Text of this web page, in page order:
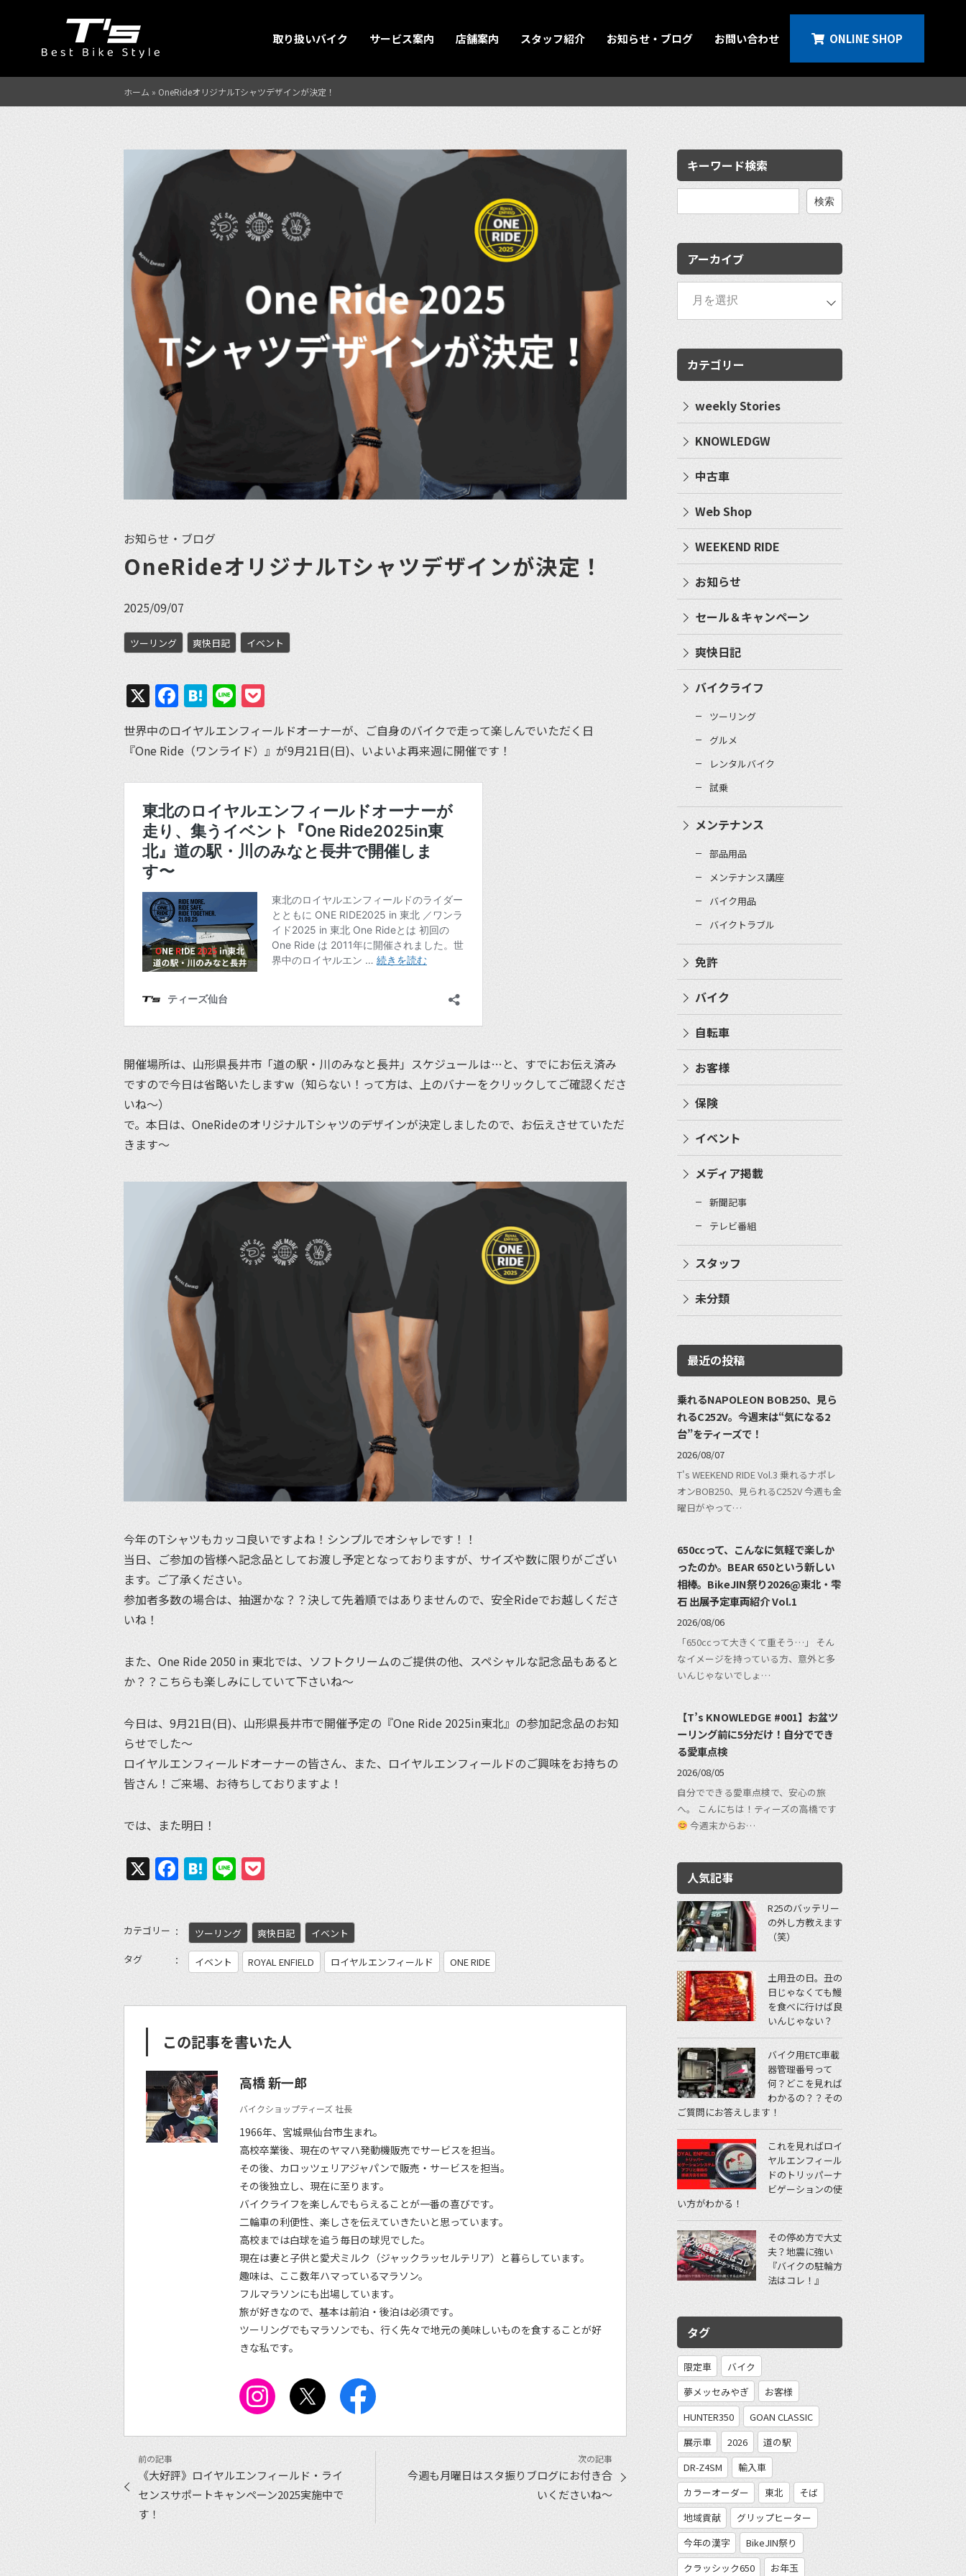
取り扱いバイク サービス案内 店舗案内 スタッフ紹介 お知らせ・ブログ お問い合わせ ONLINE SHOP
ホーム » OneRideオリジナルTシャツデザインが決定！
お知らせ・ブログ
OneRideオリジナルTシャツデザインが決定！
2025/09/07
ツーリング 爽快日記 イベント
X Facebook
Hatena
Line
世界中のロイヤルエンフィールドオーナーが、ご自身のバイクで走って楽しんでいただく日
『One Ride（ワンライド）』が9月21日(日)、いよいよ再来週に開催です！
開催場所は、山形県長井市「道の駅・川のみなと長井」スケジュールは…と、すでにお伝え済み
ですので今日は省略いたしますw（知らない！って方は、上のバナーをクリックしてご確認くださ
いね〜）
で。本日は、OneRideのオリジナルTシャツのデザインが決定しましたので、お伝えさせていただ
きます〜
今年のTシャツもカッコ良いですよね！シンプルでオシャレです！！
当日、ご参加の皆様へ記念品としてお渡し予定となっておりますが、サイズや数に限りがござい
ます。ご了承ください。
参加者多数の場合は、抽選かな？？決して先着順ではありませんので、安全Rideでお越しくださ
いね！
また、One Ride 2050 in 東北では、ソフトクリームのご提供の他、スペシャルな記念品もあると
か？？こちらも楽しみにしていて下さいね〜
今日は、9月21日(日)、山形県長井市で開催予定の『One Ride 2025in東北』の参加記念品のお知
らせでした〜
ロイヤルエンフィールドオーナーの皆さん、また、ロイヤルエンフィールドのご興味をお持ちの
皆さん！ご来場、お待ちしておりますよ！
では、また明日！
X Facebook
Hatena
Line
カテゴリー ツーリング 爽快日記
イベント
タグ
イベント ROYAL ENFIELD ロイヤルエンフィールド ONE RIDE
この記事を書いた人
高橋 新一郎
バイクショップティーズ 社長
1966年、宮城県仙台市生まれ。
高校卒業後、現在のヤマハ発動機販売でサービスを担当。
その後、カロッツェリアジャパンで販売・サービスを担当。
その後独立し、現在に至ります。
バイクライフを楽しんでもらえることが一番の喜びです。
二輪車の利便性、楽しさを伝えていきたいと思っています。
高校までは白球を追う毎日の球児でした。
現在は妻と子供と愛犬ミルク（ジャックラッセルテリア）と暮らしています。
趣味は、ここ数年ハマっているマラソン。
フルマラソンにも出場しています。
旅が好きなので、基本は前泊・後泊は必須です。
ツーリングでもマラソンでも、行く先々で地元の美味しいものを食することが好
きな私です。
《大好評》ロイヤルエンフィールド・ライ
センスサポートキャンペーン2025実施中で
す！
今週も月曜日はスタ振りブログにお付き合
いくださいね〜
キーワード検索
検
アーカイブ
カテゴリー
weekly Stories
KNOWLEDGW
中古車
Web Shop
WEEKEND RIDE
お知らせ
セール＆キャンペーン
爽快日記
バイクライフ
ツーリング
グルメ
レンタルバイク
試乗
メンテナンス
部品用品
メンテナンス講座
バイク用品
バイクトラブル
免許
バイク
自転車
お客様
保険
イベント
メディア掲載
新聞記事
テレビ番組
スタッフ
未分類
最近の投稿
乗れるNAPOLEON BOB250、見ら
れるC252V。今週末は“気になる2
台”をティーズで！
2026/08/07
T's WEEKEND RIDE Vol.3 乗れるナポレ
オンBOB250、見られるC252V 今週も金
曜日がやって…
650ccって、こんなに気軽で楽しか
ったのか。BEAR 650という新しい
相棒。BikeJIN祭り2026@東北・雫
石 出展予定車両紹介 Vol.1
2026/08/06
「650ccって大きくて重そう…」 そん
なイメージを持っている方、意外と多
いんじゃないでしょ…
【T’s KNOWLEDGE #001】お盆ツ
ーリング前に5分だけ！自分ででき
る愛車点検
2026/08/05
自分でできる愛車点検で、安心の旅
へ。 こんにちは！ティーズの高橋です
今週末からお…
人気記事
R25のバッテリー
の外し方教えます
（笑）
土用丑の日。丑の
日じゃなくても鰻
を食べに行けば良
いんじゃない？
バイク用ETC車載
器管理番号って
何？どこを見れば
わかるの？？その
ご質問にお答えします！
これを見ればロイ
ヤルエンフィール
ドのトリッパーナ
ビゲーションの使
い方がわかる！
その停め方で大丈
夫？地震に強い
『バイクの駐輪方
法はコレ！』
タグ
限定車
バイク
夢メッセみやぎ
お客様
HUNTER350
GOAN CLASSIC
展示車
2026
道の駅
DR-Z4SM
輸入車
カラーオーダー
東北
そば
地域貢献
グリップヒーター
今年の漢字
BikeJIN祭り
クラッシック650
お年玉